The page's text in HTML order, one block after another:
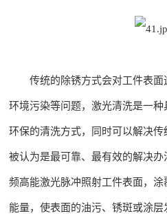
传统的除锈方式会对工件表面
环境污染等问题，激光清洗是一
环保的清洗方式，同时可以解决传
被认为是最可靠、最有效的解决
频高能激光脉冲照射工件表面，
能量，使表面的油污、锈斑或涂